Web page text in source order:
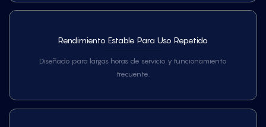
Rendimiento Estable Para Uso Repetido
Diseñado para largas horas de servicio y funcionamiento
frecuente.